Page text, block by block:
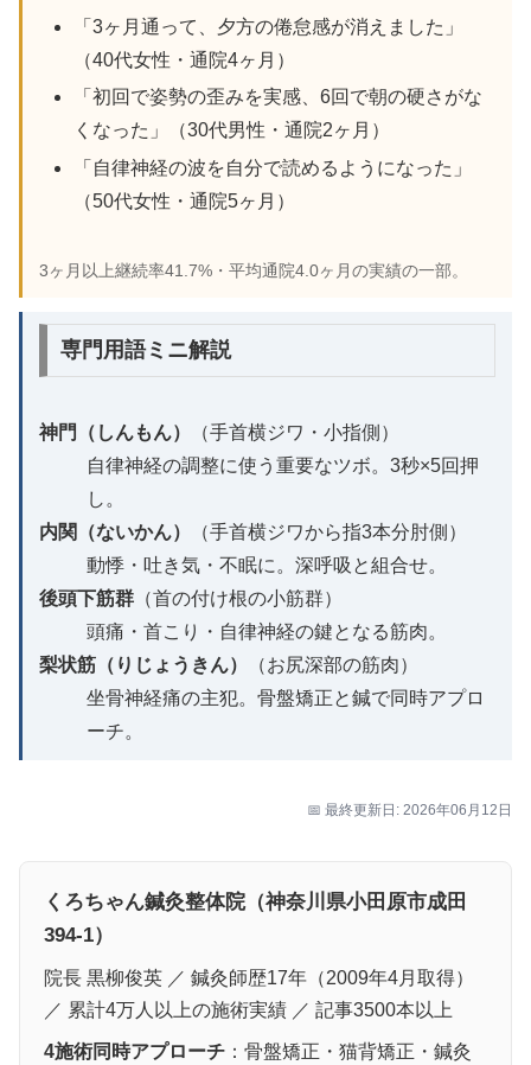
「3ヶ月通って、夕方の倦怠感が消えました」
（40代女性・通院4ヶ月）
「初回で姿勢の歪みを実感、6回で朝の硬さがな
くなった」（30代男性・通院2ヶ月）
「自律神経の波を自分で読めるようになった」
（50代女性・通院5ヶ月）
3ヶ月以上継続率41.7%・平均通院4.0ヶ月の実績の一部。
専門用語ミニ解説
神門（しんもん）
（手首横ジワ・小指側）
自律神経の調整に使う重要なツボ。3秒×5回押
し。
内関（ないかん）
（手首横ジワから指3本分肘側）
動悸・吐き気・不眠に。深呼吸と組合せ。
後頭下筋群 （首の付け根の小筋群）
頭痛・首こり・自律神経の鍵となる筋肉。
梨状筋（りじょうきん）
（お尻深部の筋肉）
坐骨神経痛の主犯。骨盤矯正と鍼で同時アプロ
ーチ。
📅 最終更新日: 2026年06月12日
くろちゃん鍼灸整体院（神奈川県小田原市成田
394-1）
院長 黒柳俊英 ／ 鍼灸師歴17年（2009年4月取得）
／ 累計4万人以上の施術実績 ／ 記事3500本以上
4施術同時アプローチ ：骨盤矯正・猫背矯正・鍼灸